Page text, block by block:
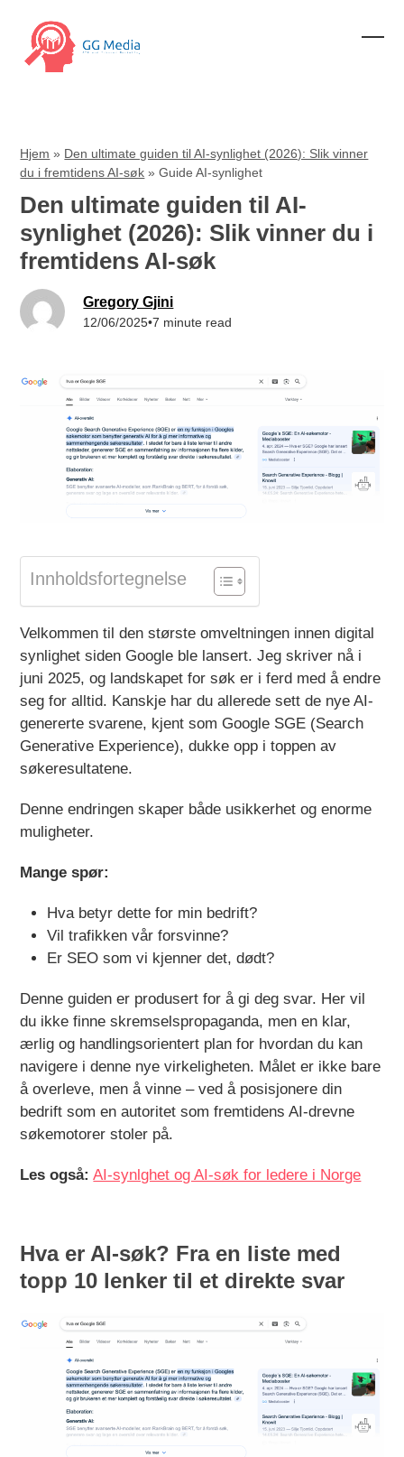
content
Hjem » Den ultimate guiden til AI-synlighet (2026): Slik vinner
du i fremtidens AI-søk »Guide AI-synlighet
Den ultimate guiden til AI-
synlighet (2026): Slik vinner du i
fremtidens AI-søk
Gregory Gjini
12/06/2025•7 minute read
Innholdsfortegnelse
Velkommen til den største omveltningen innen digital
synlighet siden Google ble lansert. Jeg skriver nå i
juni 2025, og landskapet for søk er i ferd med å endre
seg for alltid. Kanskje har du allerede sett de nye AI-
genererte svarene, kjent som Google SGE (Search
Generative Experience), dukke opp i toppen av
søkeresultatene.
Denne endringen skaper både usikkerhet og enorme
muligheter.
Mange spør:
Hva betyr dette for min bedrift?
Vil trafikken vår forsvinne?
Er SEO som vi kjenner det, dødt?
Denne guiden er produsert for å gi deg svar. Her vil
du ikke finne skremselspropaganda, men en klar,
ærlig og handlingsorientert plan for hvordan du kan
navigere i denne nye virkeligheten. Målet er ikke bare
å overleve, men å vinne – ved å posisjonere din
bedrift som en autoritet som fremtidens AI-drevne
søkemotorer stoler på.
Les også: AI-synlghet og AI-søk for ledere i Norge
Hva er AI-søk? Fra en liste med
topp 10 lenker til et direkte svar